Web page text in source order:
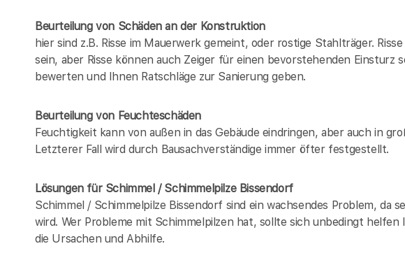
Beurteilung von Schäden an der Konstruktion
hier sind z.B. Risse im Mauerwerk gemeint, oder rostige Stahlträger.
sein, aber Risse können auch Zeiger für einen bevorstehenden Einsturz
bewerten und Ihnen Ratschläge zur Sanierung geben.
Beurteilung von Feuchteschäden
Feuchtigkeit kann von außen in das Gebäude eindringen, aber auch in
Letzterer Fall wird durch Bausachverständige immer öfter festgestellt.
Lösungen für Schimmel / Schimmelpilze Bissendorf
Schimmel / Schimmelpilze Bissendorf sind ein wachsendes Problem, da
wird. Wer Probleme mit Schimmelpilzen hat, sollte sich unbedingt helfen
die Ursachen und Abhilfe.